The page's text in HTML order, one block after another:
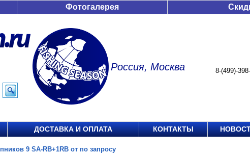
Фотогалерея
Россия, Москва 8-(499)-
ДОСТАВКА И ОПЛАТА КОНТАКТЫ
9 SA-RB+1RB от по запросу